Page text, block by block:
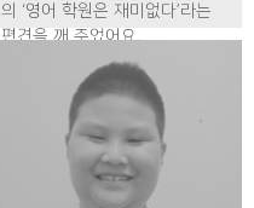
의 ‘영어 학원은 재미없다’라는
편견을 깨 주었어요.